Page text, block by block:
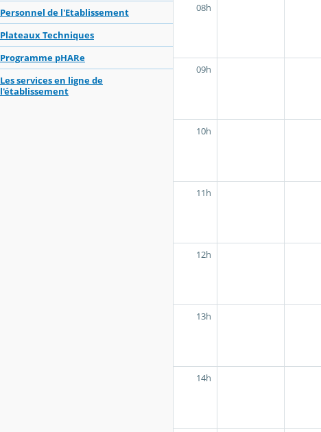
Personnel de l'Etablissement
Plateaux Techniques
Programme pHARe
Les services en ligne de
l'établissement
08h
09h
10h
11h
12h
13h
14h